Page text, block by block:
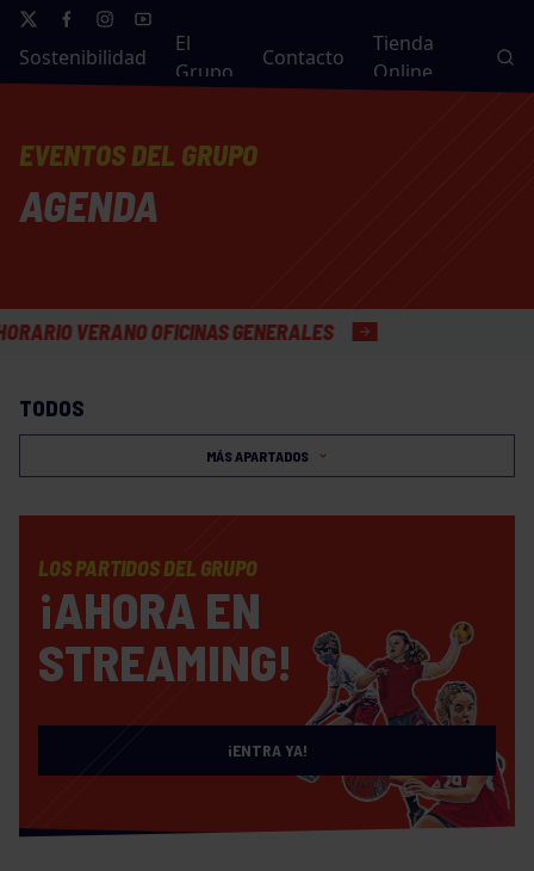
Sostenibilidad
El
Grupo
Contacto
Tienda
Online
EVENTOS DEL GRUPO
AGENDA
VERANO OFICINAS GENERALES
TODOS
MÁS APARTADOS
LOS PARTIDOS DEL GRUPO
¡AHORA EN
STREAMING!
¡ENTRA YA!